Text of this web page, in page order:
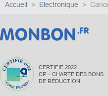
Accueil Electronique
CERTIFIE 2022
CP – CHARTE DES BONS
DE RÉDUCTION